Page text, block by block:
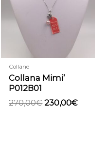
Collane
Collana Mimi’
P012B01
270,00€
270,00€.
230,00€